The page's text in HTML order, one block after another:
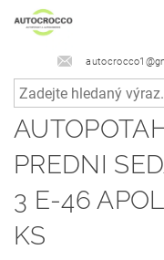
PREDNI
3 E-46
KS